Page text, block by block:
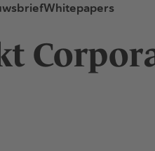
Whitepapers